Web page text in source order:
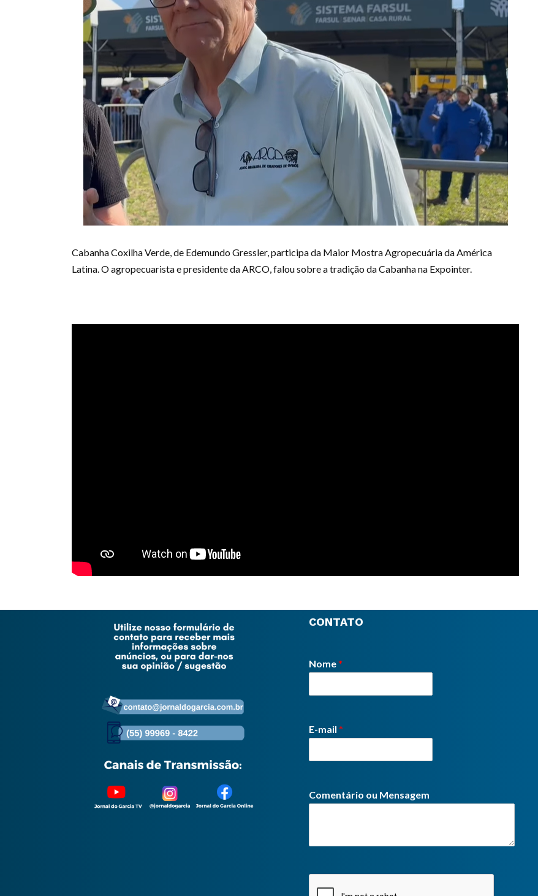
Cabanha Coxilha Verde, de Edemundo Gressler, participa da Maior Mostra Agropecuária da América
Latina. O agropecuarista e presidente da ARCO, falou sobre a tradição da Cabanha na Expointer.
CONTATO
Nome*
E-mail *
Comentário ou Mensagem